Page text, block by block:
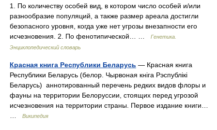
1. По количеству особей вид, в котором число особей и/или
разнообразие популяций, а также размер ареала достигли
безопасного уровня, когда уже нет угрозы внезапности его
исчезновения. 2. По фенотипической… …
Генетика.
Энциклопедический словарь
Красная книга Республики Беларусь — Красная книга
Республики Беларусь (белор. Чырвоная кніга Рэспублікі
Беларусь) аннотированный перечень редких видов флоры и
фауны на территории Белоруссии, стоящих перед угрозой
исчезновения на территории страны. Первое издание книги…
Википедия